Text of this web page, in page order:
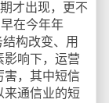
才出现，更不
在今年年
构改变、用
影响下，运营
害，其中短信
来通信业的短